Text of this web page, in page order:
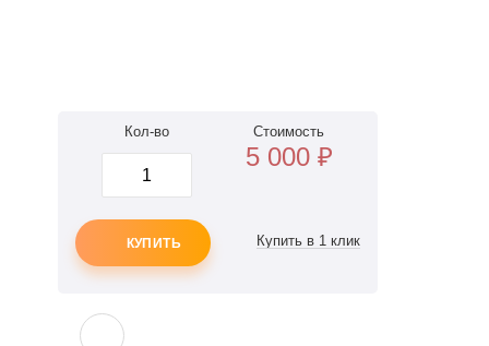
Кол-во Стоимость
5 000 ₽
КУПИТЬ